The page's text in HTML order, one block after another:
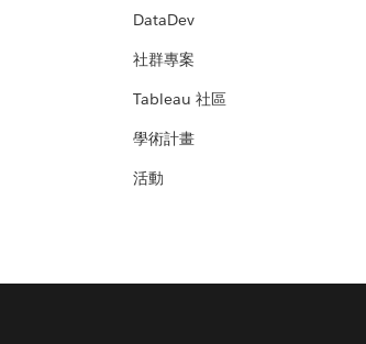
DataDev
社群專案
Tableau 社區
學術計畫
活動